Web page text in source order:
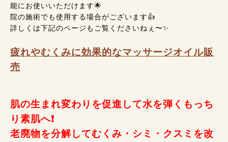
能にお使いいただけます🌟
院の施術でも使用する場合がございます👍
詳しくは下記のページもご覧くださいねぇ〜✨
疲れやむくみに効果的なマッサージオイル販
売
肌の生まれ変わりを促進して水を弾くもっち
り素肌へ❗
老廃物を分解してむくみ・シミ・クスミを改